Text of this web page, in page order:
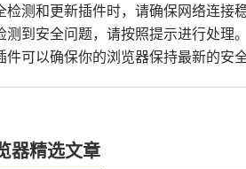
检测和更新插件时，请确保网络连接稳
测到安全问题，请按照提示进行处理。
件可以确保你的浏览器保持最新的安全
器精选文章